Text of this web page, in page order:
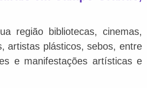
região bibliotecas, cinemas,
artistas plásticos, sebos, entre
e manifestações artísticas e